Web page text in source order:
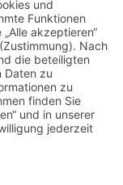
Grundstein
Was
können
Sie Ihr